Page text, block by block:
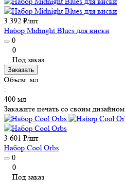
3 392 ₽/шт
Набор Midnight Blues для виски
0
0
Под заказ
Заказать
Объем, мл
:
400 мл
Закажите печать со своим дизайном
3 601 ₽/шт
Набор Cool Orbs
0
0
Под заказ